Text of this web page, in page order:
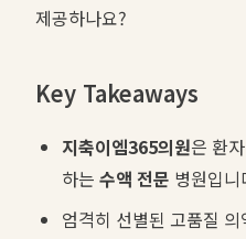
제공하나요?
Key Takeaways
지축이엠365의원은 환
하는 수액 전문 병원입니
엄격히 선별된 고품질